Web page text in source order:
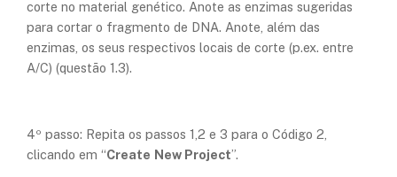
corte no material genético. Anote as enzimas sugeridas
para cortar o fragmento de DNA. Anote, além das
enzimas, os seus respectivos locais de corte (p.ex. entre
A/C) (questão 1.3).
4º passo: Repita os passos 1,2 e 3 para o Código 2,
clicando em “Create New Project”.​